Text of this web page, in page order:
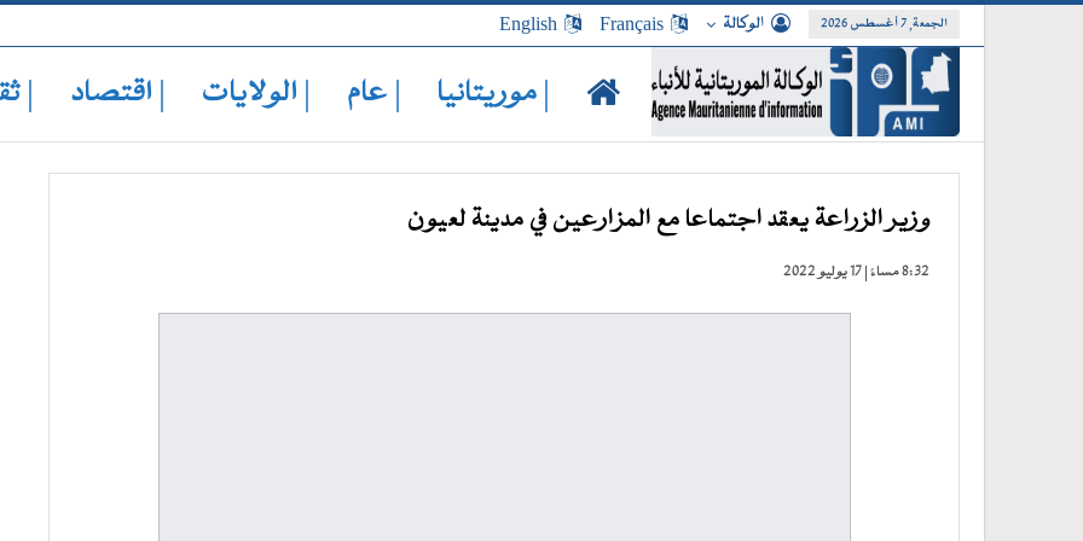
الجمعة, 7 أغسطس 2026 الوكالة Français
English
| موريتانيا | عام | الولايات | اقتصاد |
وزير الزراعة يعقد اجتماعا مع المزارعين في مدينة لعيون
8:32 مساءً | 17 يوليو 2022